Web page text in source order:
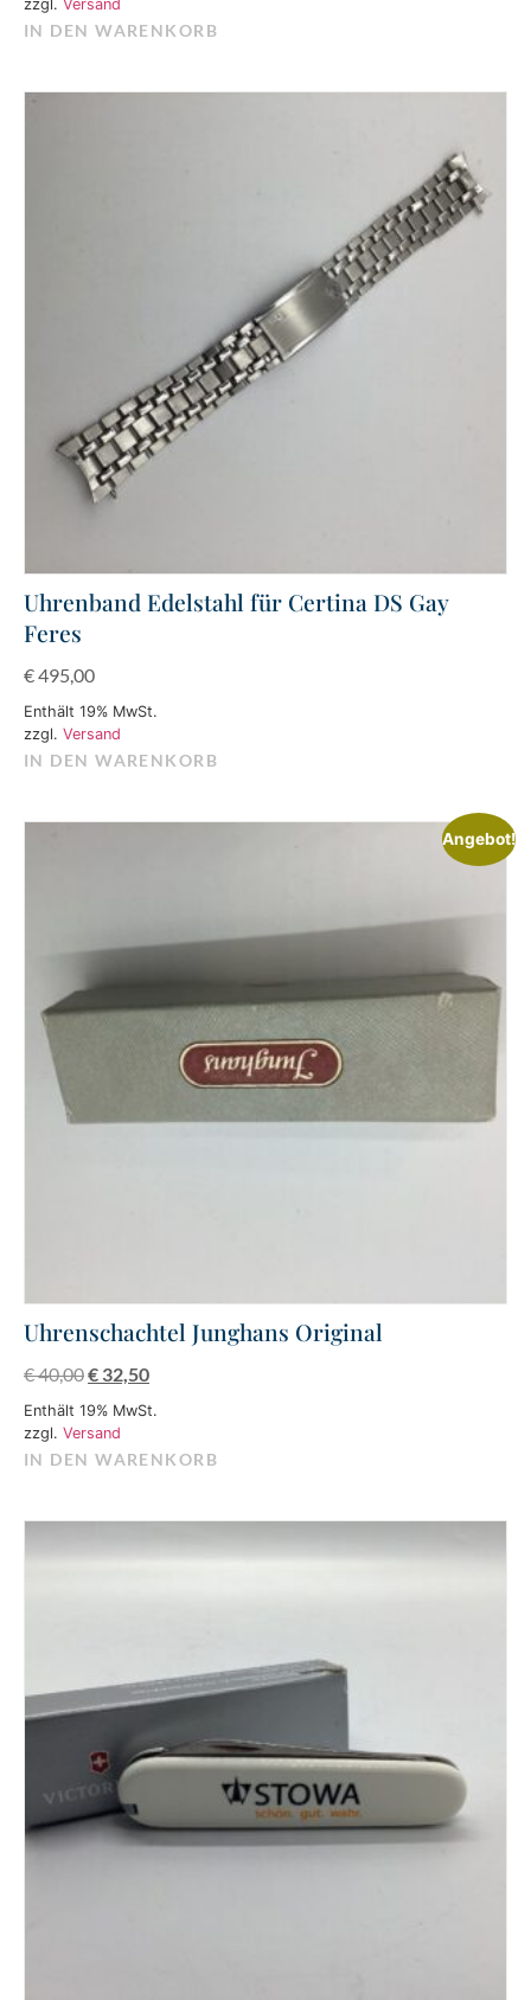
zzgl. Versand
IN DEN WARENKORB
Uhrenband Edelstahl für Certina DS Gay
Feres
€495,00
Enthält 19% MwSt.
zzgl. Versand
IN DEN WARENKORB
Angebot!
Uhrenschachtel Junghans Original
€40,00€ 32,50
Enthält 19% MwSt.
zzgl. Versand
IN DEN WARENKORB